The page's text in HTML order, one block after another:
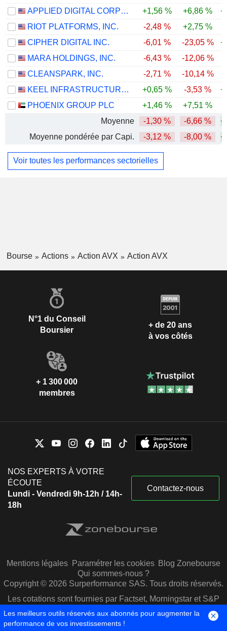
APPLIED DIGITAL CORPORATION
+1,56 % +6,86 %
RIOT PLATFORMS, INC.
-2,48 % +2,75 %
CIPHER DIGITAL INC.
-6,01 % -23,05 %
MARA HOLDINGS, INC.
-6,43 % -12,06 %
CLEANSPARK, INC.
-2,71 % -10,14 %
KEEL INFRASTRUCTURE CORP.
+0,65 % -3,53 %
PHOENIX GROUP PLC
+1,46 % +7,51 %
Moyenne
-1,30 % -6,66 %
Moyenne pondérée par Capi.
-3,12 % -8,00 %
Voir toutes les performances sectorielles
Bourse Actions Action AVX Action AVX
N°1 du Conseil
Boursier
+ de 20 ans
à vos côtés
+ 1 300 000
membres
NOS EXPERTS À VOTRE
ÉCOUTE
Lundi - Vendredi 9h-12h / 14h-
18h
Contactez-nous
Mentions légales Paramétrer les cookies Blog Zonebourse
Qui sommes-nous ?
Copyright © 2026 Surperformance SAS. Tous droits réservés.
Les cotations sont fournies par Factset, Morningstar et S&P
Capital IQ
Les meilleurs outils réservés aux abonnés pour augmenter la
performance de vos investissements !